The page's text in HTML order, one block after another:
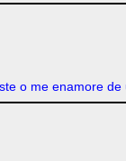
o me enamore de